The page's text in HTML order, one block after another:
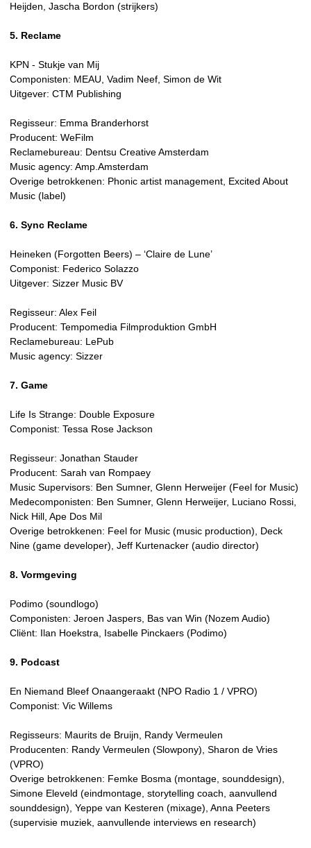
Heijden, Jascha Bordon (strijkers)
5. Reclame
KPN - Stukje van Mij
Componisten: MEAU, Vadim Neef, Simon de Wit
Uitgever: CTM Publishing
Regisseur: Emma Branderhorst
Producent: WeFilm
Reclamebureau: Dentsu Creative Amsterdam
Music agency: Amp.Amsterdam
Overige betrokkenen: Phonic artist management, Excited About
Music (label)
6. Sync Reclame
Heineken (Forgotten Beers) – ‘Claire de Lune’
Componist: Federico Solazzo
Uitgever: Sizzer Music BV
Regisseur: Alex Feil
Producent: Tempomedia Filmproduktion GmbH
Reclamebureau: LePub
Music agency: Sizzer
7. Game
Life Is Strange: Double Exposure
Componist: Tessa Rose Jackson
Regisseur: Jonathan Stauder
Producent: Sarah van Rompaey
Music Supervisors: Ben Sumner, Glenn Herweijer (Feel for Music)
Medecomponisten: Ben Sumner, Glenn Herweijer, Luciano Rossi,
Nick Hill, Ape Dos Mil
Overige betrokkenen: Feel for Music (music production), Deck
Nine (game developer), Jeff Kurtenacker (audio director)
8. Vormgeving
Podimo (soundlogo)
Componisten: Jeroen Jaspers, Bas van Win (Nozem Audio)
Cliënt: Ilan Hoekstra, Isabelle Pinckaers (Podimo)
9. Podcast
En Niemand Bleef Onaangeraakt (NPO Radio 1 / VPRO)
Componist: Vic Willems
Regisseurs: Maurits de Bruijn, Randy Vermeulen
Producenten: Randy Vermeulen (Slowpony), Sharon de Vries
(VPRO)
Overige betrokkenen: Femke Bosma (montage, sounddesign),
Simone Eleveld (eindmontage, storytelling coach, aanvullend
sounddesign), Yeppe van Kesteren (mixage), Anna Peeters
(supervisie muziek, aanvullende interviews en research)